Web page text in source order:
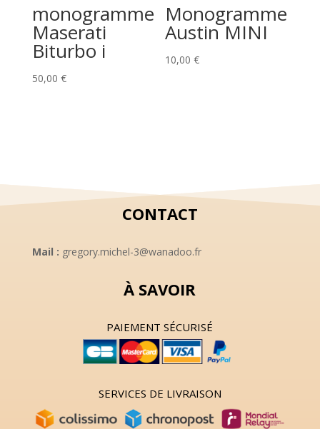
monogramme
Maserati
Biturbo i
50,00 €
Monogramme
Austin MINI
10,00€
CONTACT
Mail : gregory.michel-3@wanadoo.fr
À SAVOIR
PAIEMENT SÉCURISÉ
SERVICES DE LIVRAISON